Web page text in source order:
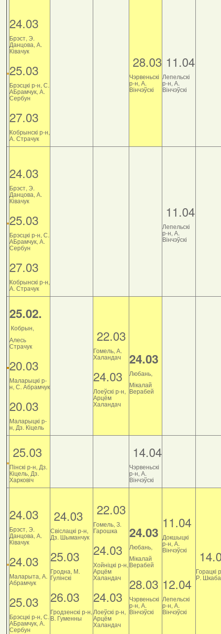
24.03
Брэст, Э.
Данцова, А.
Ківачук
25.03
Брэсцкі р-н, С.
АБрамчук, А.
Сербун
27.03
Кобрынскі р-н,
А. Страчук
28.03
Чэрвеньскі
р-н, А.
Вінчэўскі
11.04
Лепельскі
р-н, А.
Вінчэўскі
24.03
Брэст, Э.
Данцова, А.
Ківачук
25.03
Брэсцкі р-н, С.
АБрамчук, А.
Сербун
27.03
Кобрынскі р-н,
А. Страчук
11.04
Лепельскі
р-н, А.
Вінчэўскі
25.02.
Кобрын,
Алесь
Страчук
20.03
Маларыцкі р-
н, С. Абрамчук
20.03
Маларыцкі р-
н, Дз. Кіцель
22.03
Гомель, А.
Халандач
24.03
Лоеўскі р-н,
Арцём
Халандач
24.03
Любань,
Мікалай
Верабей
25.03
Пінскі р-н, Дз.
Кіцель, Дз.
Харковіч
14.04
Чэрвеньскі
р-н, А.
Вінчэўскі
24.03
Брэст, Э.
Данцова, А.
Ківачук
24.03
Маларыта, А.
Абрамчук
25.03
Брэсцкі р-н, С.
АБрамчук, А.
Сербун
24.03
Свіслацкі р-н,
Дз. Шыманчук
25.03
Гродна, М.
Гулінскі
26.03
Гродзенскі р-н,
В. Гуменны
22.03
Гомель, З.
Гарошка
24.03
Хойніцкі р-н,
Арцём
Халандач
24.03
Лоеўскі р-н,
Арцём
Халандач
24.03
Любань,
Мікалай
Верабей
28.03
Чэрвеньскі
р-н, А.
Вінчэўскі
11.04
Докшыцкі
р-н, А.
Вінчэўскі
12.04
Лепельскі
р-н, А.
Вінчэўскі
Горацкі
Р.